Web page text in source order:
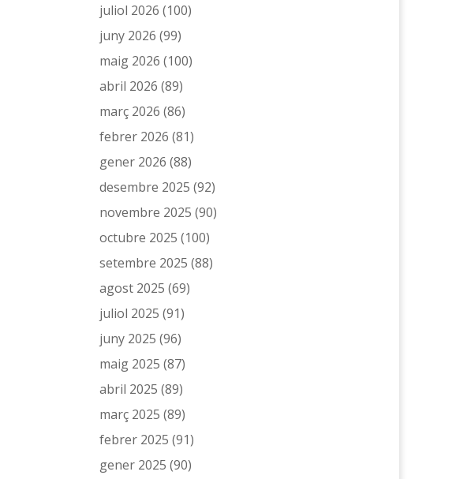
juliol 2026 (100)
juny 2026 (99)
maig 2026 (100)
abril 2026 (89)
març 2026 (86)
febrer 2026 (81)
gener 2026 (88)
desembre 2025 (92)
novembre 2025 (90)
octubre 2025 (100)
setembre 2025 (88)
agost 2025 (69)
juliol 2025 (91)
juny 2025 (96)
maig 2025 (87)
abril 2025 (89)
març 2025 (89)
febrer 2025 (91)
gener 2025 (90)